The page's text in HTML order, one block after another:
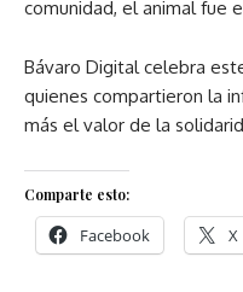
comunidad, el animal fue
Bávaro Digital celebra
quienes compartieron la
más el valor de la
Comparte esto:
Facebook X